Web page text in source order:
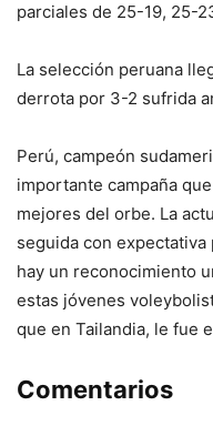
parciales de 25-19, 25-
La selección peruana
derrota por 3-2 sufrida
Perú, campeón
importante campaña
mejores del orbe. La
seguida con
hay un reconocimiento
estas jóvenes
que en Tailandia, le fue
Comentarios